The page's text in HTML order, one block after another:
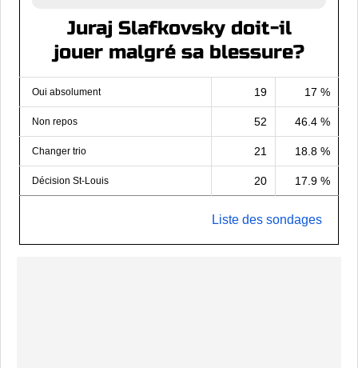
Juraj Slafkovsky doit-il
jouer malgré sa blessure?
Oui absolument 19 17 %
Non repos 52 46.4 %
Changer trio 21 18.8 %
Décision St-Louis 20 17.9 %
Liste des sondages